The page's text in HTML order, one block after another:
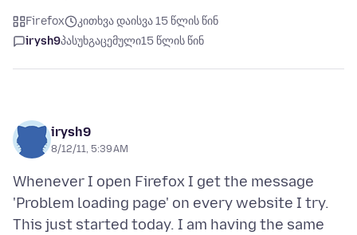
Firefox
კითხვა დაისვა 15 წლის წინ
irysh9პასუხგაცემული15 წლის წინ
irysh9
8/12/11, 5:39 AM
Whenever I open Firefox I get the message
'Problem loading page' on every website I try.
This just started today. I am having the same